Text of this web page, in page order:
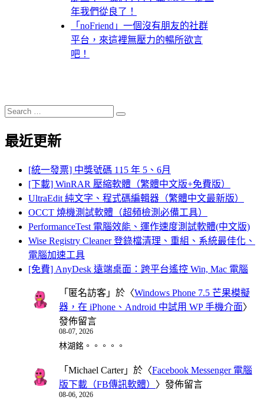
年我們從良了！
「noFriend」一個沒有朋友的社群
平台，來這裡無壓力的暢所欲言
吧！
Search
for:
Search
最近更新
[統一發票] 中獎號碼 115 年 5、6月
[下載] WinRAR 壓縮軟體（繁體中文版+免費版）
UltraEdit 純文字、程式碼編輯器（繁體中文最新版）
OCCT 燒機測試軟體（超頻檢測必備工具）
PerformanceTest 電腦效能、運作速度測試軟體(中文版)
Wise Registry Cleaner 登錄檔清理、重組、系統最佳化、
電腦加速工具
[免費] AnyDesk 遠端桌面：跨平台遙控 Win, Mac 電腦
「 匿名訪客 」於〈Windows Phone 7.5 芒果模擬
器，在 iPhone、Android 中試用 WP 手機介面〉
發佈留言
08-07, 2026
林湖銘。。。。。
「 Michael Carter」於〈Facebook Messenger 電腦
版下載（FB傳訊軟體） 〉發佈留言
08-06, 2026